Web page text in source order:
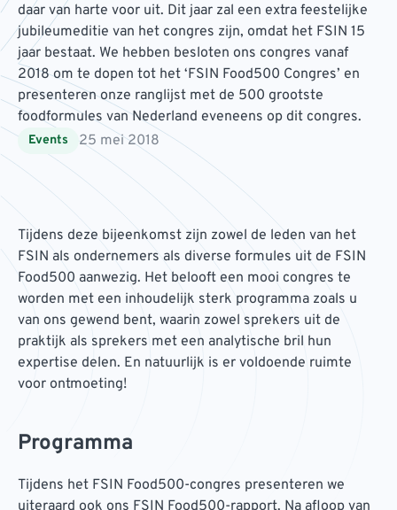
daar van harte voor uit. Dit jaar zal een extra feestelijke
jubileumeditie van het congres zijn, omdat het FSIN 15
jaar bestaat. We hebben besloten ons congres vanaf
2018 om te dopen tot het ‘FSIN Food500 Congres’ en
presenteren onze ranglijst met de 500 grootste
foodformules van Nederland eveneens op dit congres.
Events 25 mei 2018
Tijdens deze bijeenkomst zijn zowel de leden van het
FSIN als ondernemers als diverse formules uit de FSIN
Food500 aanwezig. Het belooft een mooi congres te
worden met een inhoudelijk sterk programma zoals u
van ons gewend bent, waarin zowel sprekers uit de
praktijk als sprekers met een analytische bril hun
expertise delen. En natuurlijk is er voldoende ruimte
voor ontmoeting!
Programma
Tijdens het FSIN Food500-congres presenteren we